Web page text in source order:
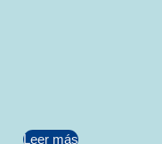
Leer más